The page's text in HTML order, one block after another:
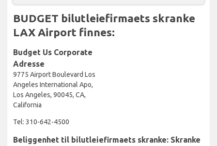
BUDGET bilutleiefirmaets skranke
LAX Airport finnes:
Budget Us Corporate
Adresse
9775 Airport Boulevard Los
Angeles International Apo,
Los Angeles, 90045, CA,
California
Tel: 310-642-4500
Beliggenhet til bilutleiefirmaets skranke: Skranke